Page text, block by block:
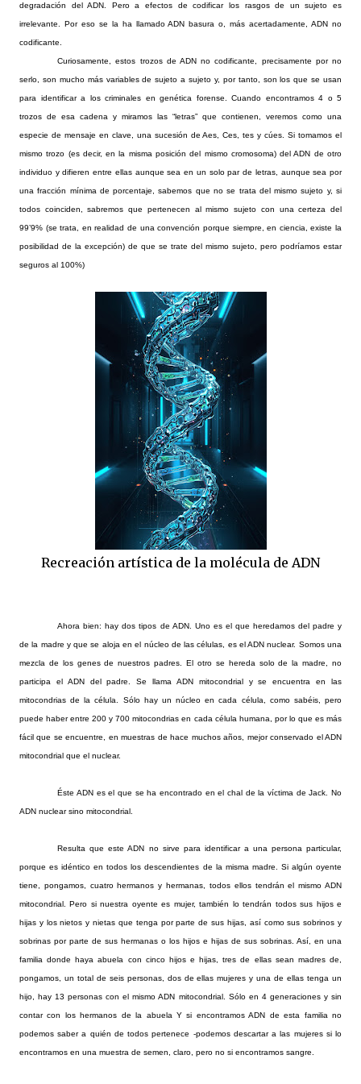
degradación del ADN. Pero a efectos de codificar los rasgos de un sujeto es
irrelevante. Por eso se la ha llamado ADN basura o, más acertadamente, ADN no
codificante.
Curiosamente, estos trozos de ADN no codificante, precisamente por no
serlo, son mucho más variables de sujeto a sujeto y, por tanto, son los que se usan
para identificar a los criminales en genética forense. Cuando encontramos 4 o 5
trozos de esa cadena y miramos las “letras” que contienen, veremos como una
especie de mensaje en clave, una sucesión de Aes, Ces, tes y cúes. Si tomamos el
mismo trozo (es decir, en la misma posición del mismo cromosoma) del ADN de otro
individuo y difieren entre ellas aunque sea en un solo par de letras, aunque sea por
una fracción mínima de porcentaje, sabemos que no se trata del mismo sujeto y, si
todos coinciden, sabremos que pertenecen al mismo sujeto con una certeza del
99’9% (se trata, en realidad de una convención porque siempre, en ciencia, existe la
posibilidad de la excepción) de que se trate del mismo sujeto, pero podríamos estar
seguros al 100%)
Recreación artística de la molécula de ADN
Ahora bien: hay dos tipos de ADN. Uno es el que heredamos del padre y
de la madre y que se aloja en el núcleo de las células, es el ADN nuclear. Somos una
mezcla de los genes de nuestros padres. El otro se hereda solo de la madre, no
participa el ADN del padre. Se llama ADN mitocondrial y se encuentra en las
mitocondrias de la célula. Sólo hay un núcleo en cada célula, como sabéis, pero
puede haber entre 200 y 700 mitocondrias en cada célula humana, por lo que es más
fácil que se encuentre, en muestras de hace muchos años, mejor conservado el ADN
mitocondrial que el nuclear.
Éste ADN es el que se ha encontrado en el chal de la víctima de Jack. No
ADN nuclear sino mitocondrial.
Resulta que este ADN no sirve para identificar a una persona particular,
porque es idéntico en todos los descendientes de la misma madre. Si algún oyente
tiene, pongamos, cuatro hermanos y hermanas, todos ellos tendrán el mismo ADN
mitocondrial. Pero si nuestra oyente es mujer, también lo tendrán todos sus hijos e
hijas y los nietos y nietas que tenga por parte de sus hijas, así como sus sobrinos y
sobrinas por parte de sus hermanas o los hijos e hijas de sus sobrinas. Así, en una
familia donde haya abuela con cinco hijos e hijas, tres de ellas sean madres de,
pongamos, un total de seis personas, dos de ellas mujeres y una de ellas tenga un
hijo, hay 13 personas con el mismo ADN mitocondrial. Sólo en 4 generaciones y sin
contar con los hermanos de la abuela Y si encontramos ADN de esta familia no
podemos saber a quién de todos pertenece -podemos descartar a las mujeres si lo
encontramos en una muestra de semen, claro, pero no si encontramos sangre.